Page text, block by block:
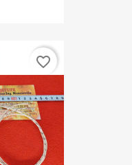
favorite_border